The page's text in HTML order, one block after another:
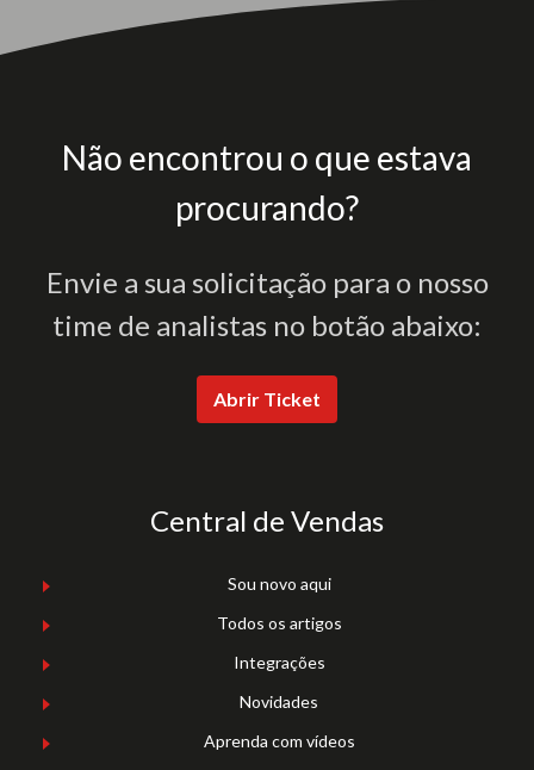
Não encontrou o que estava
procurando?
Envie a sua solicitação para o nosso
time de analistas no botão abaixo:
Abrir Ticket
Central de Vendas
Sou novo aqui
Todos os artigos
Integrações
Novidades
Aprenda com vídeos